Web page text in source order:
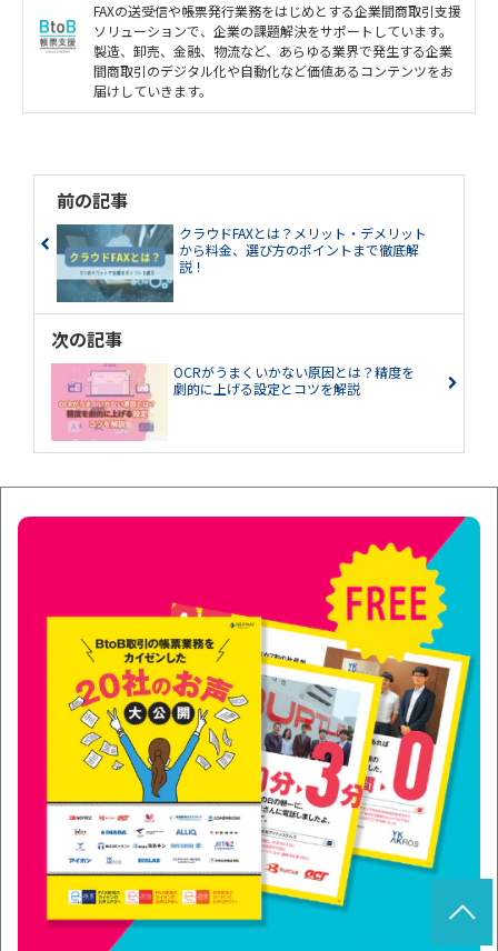
FAXの送受信や帳票発行業務をはじめとする企業間商取引支援
ソリューションで、企業の課題解決をサポートしています。
製造、卸売、金融、物流など、あらゆる業界で発生する企業
間商取引のデジタル化や自動化など価値あるコンテンツをお
届けしていきます。
前の記事
クラウドFAXとは？メリット・デメリット
から料金、選び方のポイントまで徹底解
説！
次の記事
OCRがうまくいかない原因とは？精度を
劇的に上げる設定とコツを解説